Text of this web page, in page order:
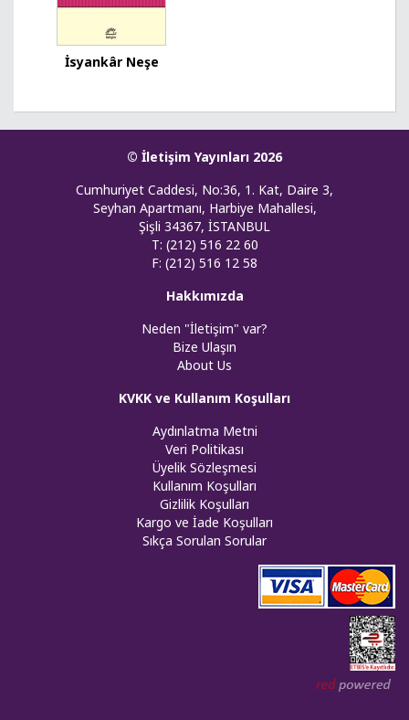
İsyankâr Neşe
© İletişim Yayınları 2026
Cumhuriyet Caddesi, No:36, 1. Kat, Daire 3,
Seyhan Apartmanı, Harbiye Mahallesi,
Şişli 34367, İSTANBUL
T: (212) 516 22 60
F: (212) 516 12 58
Hakkımızda
Neden "İletişim" var?
Bize Ulaşın
About Us
KVKK ve Kullanım Koşulları
Aydınlatma Metni
Veri Politikası
Üyelik Sözleşmesi
Kullanım Koşulları
Gizlilik Koşulları
Kargo ve İade Koşulları
Sıkça Sorulan Sorular
Web